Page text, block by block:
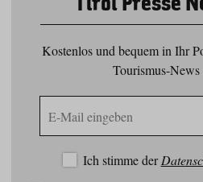
Tirol Presse
Kostenlos und bequem in Ihr
Tourismus-
Mail
Ich stimme der